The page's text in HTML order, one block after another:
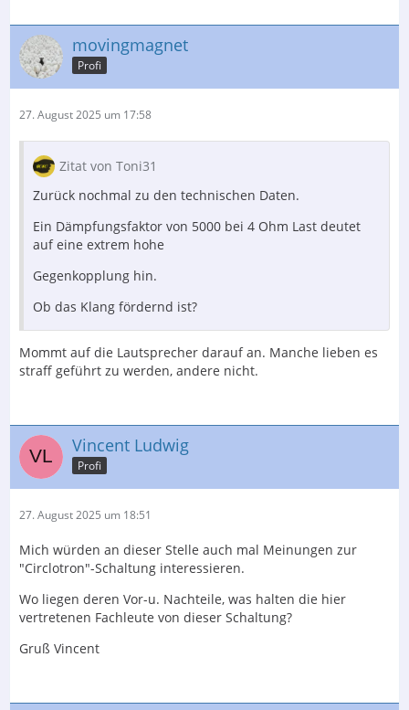
movingmagnet
Profi
27. August 2025 um 17:58
Zitat von Toni31
Zurück nochmal zu den technischen Daten.
Ein Dämpfungsfaktor von 5000 bei 4 Ohm Last deutet
auf eine extrem hohe
Gegenkopplung hin.
Ob das Klang fördernd ist?
Mommt auf die Lautsprecher darauf an. Manche lieben es
straff geführt zu werden, andere nicht.
Vincent Ludwig
Profi
27. August 2025 um 18:51
Mich würden an dieser Stelle auch mal Meinungen zur
"Circlotron"-Schaltung interessieren.
Wo liegen deren Vor-u. Nachteile, was halten die hier
vertretenen Fachleute von dieser Schaltung?
Gruß Vincent